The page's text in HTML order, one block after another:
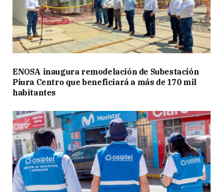
ENOSA inaugura remodelación de Subestación
Piura Centro que beneficiará a más de 170 mil
habitantes